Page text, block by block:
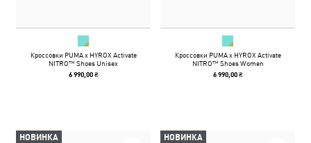
Кроссовки PUMA x HYROX Activate
NITRO™ Shoes Unisex
6 990,00 ₴
Кроссовки PUMA x HYROX Activate
NITRO™ Shoes Women
6 990,00 ₴
НОВИНКА НОВИНКА